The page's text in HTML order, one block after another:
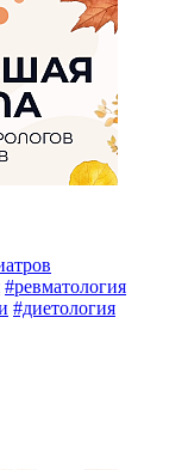
#ревматология
#диетология